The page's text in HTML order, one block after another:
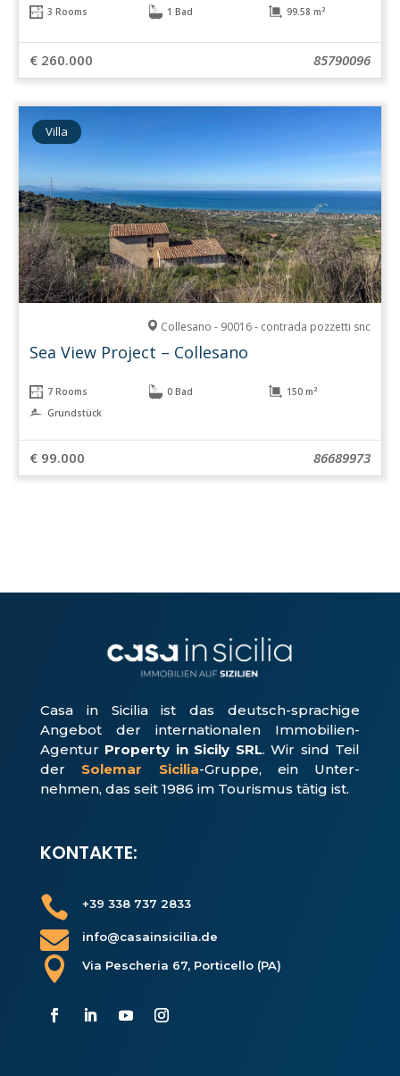
3 Rooms 1 Bad 99.58 m²
€ 260.000 85790096
Villa
Collesano - 90016 - contrada pozzetti snc
Sea View Project – Collesano
7 Rooms 0 Bad
150 m²
Grundstück
€ 99.000 86689973
Casa in Sicilia ist das deutsch-sprachige
Angebot der internationalen Immobilien-
Agentur Property in Sicily SRL. Wir sind Teil
der Solemar Sicilia-Gruppe, ein Unter­
nehmen, das seit 1986 im Tourismus tätig ist.
KONTAKTE:
 +39 338 737 2833
 info@casainsicilia.de
 Via Pescheria 67, Porticello (PA)